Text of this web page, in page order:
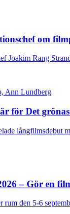
om
Joakim Rang
för Det
långfilmsdebut
– Gör en
rum den 5-6